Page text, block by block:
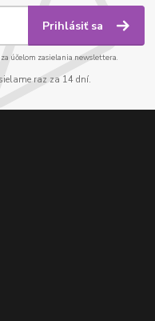
Prihlásiť sa
za účelom zasielania newslettera.
raz za 14 dní.